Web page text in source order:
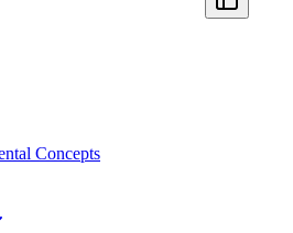
Concepts